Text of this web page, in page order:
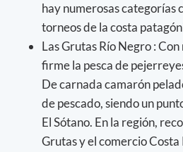
hay numerosas categorías
torneos de la costa
Las Grutas Río Negro :
firme la pesca de
De carnada camarón
de pescado, siendo un
El Sótano. En la región,
Grutas y el comercio